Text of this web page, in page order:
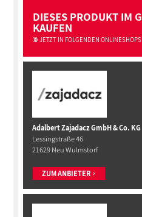
DIESES PRODUKT IM
KAUFEN
JETZT IN FOLGENDEN
Adalbert Zajadacz GmbH & Co. KG
Lessingstraße 46
21629 Neu Wulmstorf
ZUM ANBIETER